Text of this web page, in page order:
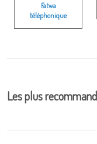
Fatwa
téléphonique
Les plus